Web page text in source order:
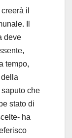
il
Il
deve
tempo,
che
stato di
ha